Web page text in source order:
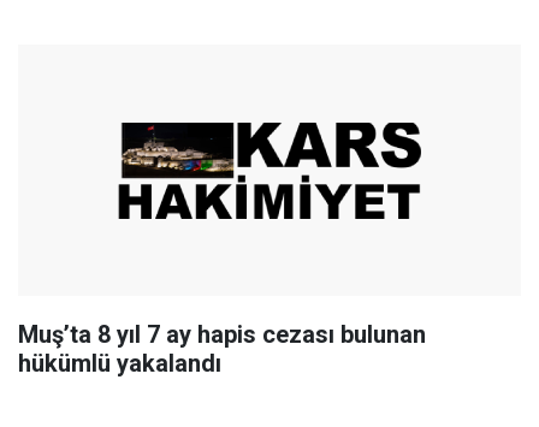
Muş’ta 8 yıl 7 ay hapis cezası bulunan
hükümlü yakalandı